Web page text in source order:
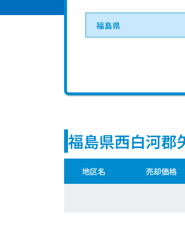
福島県西白河郡
地区名 売却価格